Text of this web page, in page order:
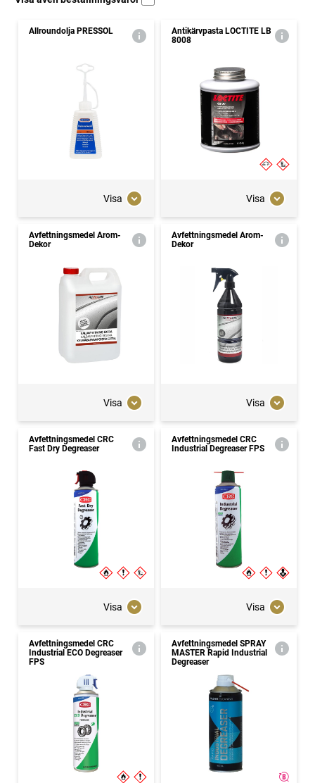
Allroundolja PRESSOL
Visa
Antikärvpasta LOCTITE LB
8008
Visa
Avfettningsmedel Arom-
Dekor
Visa
Avfettningsmedel Arom-
Dekor
Visa
Avfettningsmedel CRC
Fast Dry Degreaser
Visa
Avfettningsmedel CRC
Industrial Degreaser FPS
Visa
Avfettningsmedel CRC
Industrial ECO Degreaser
FPS
Avfettningsmedel SPRAY
MASTER Rapid Industrial
Degreaser